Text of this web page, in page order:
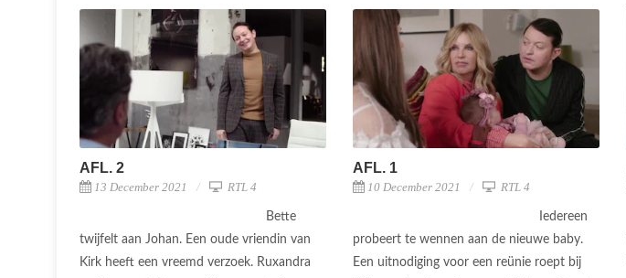
AFL. 2
13 December 2021 RTL 4
Bette
twijfelt aan Johan. Een oude vriendin van
Kirk heeft een vreemd verzoek. Ruxandra
AFL. 1
10 December 2021 RTL 4
Iedereen
probeert te wennen aan de nieuwe baby.
Een uitnodiging voor een reünie roept bij